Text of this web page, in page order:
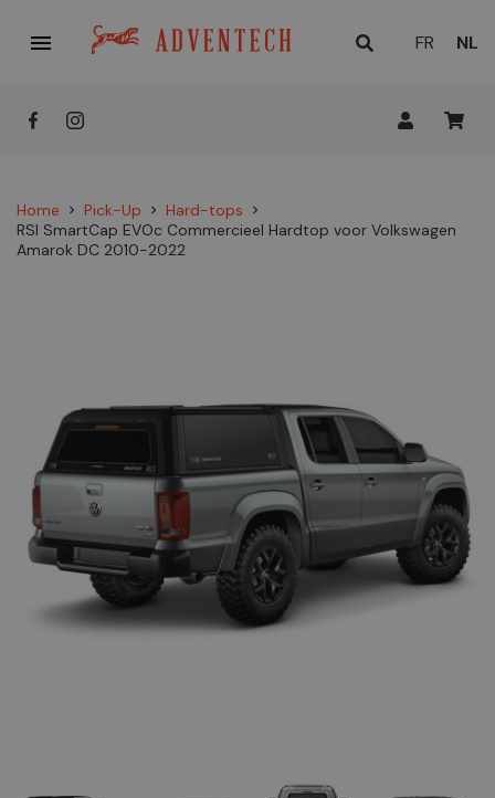
 FR NL
Home chevron_right Pick-Up chevron_right Hard-tops chevron_right
RSI SmartCap EVOc Commercieel Hardtop voor Volkswagen
Amarok DC 2010-2022